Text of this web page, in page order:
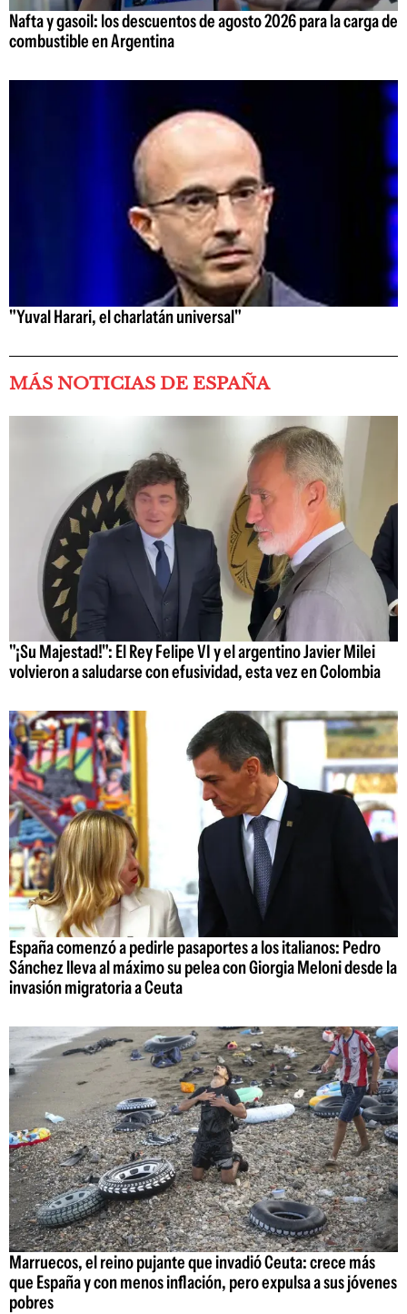
Nafta y gasoil: los descuentos de agosto 2026 para la carga de
combustible en Argentina
"Yuval Harari, el charlatán universal"
MÁS NOTICIAS DE ESPAÑA
"¡Su Majestad!": El Rey Felipe VI y el argentino Javier Milei
volvieron a saludarse con efusividad, esta vez en Colombia
España comenzó a pedirle pasaportes a los italianos: Pedro
Sánchez lleva al máximo su pelea con Giorgia Meloni desde la
invasión migratoria a Ceuta
Marruecos, el reino pujante que invadió Ceuta: crece más
que España y con menos inflación, pero expulsa a sus jóvenes
pobres